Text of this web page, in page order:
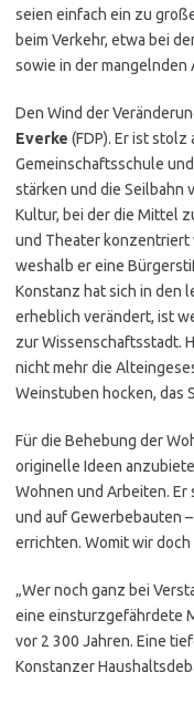
seien einfach ein zu
beim Verkehr, etwa bei
sowie in der mangelnden
Den Wind der
Everke (FDP). Er ist
Gemeinschaftsschule
stärken und die Seilbahn
Kultur, bei der die Mittel
und Theater konzentriert
weshalb er eine
Konstanz hat sich in den
erheblich verändert, ist
zur Wissenschaftsstadt.
nicht mehr die
Weinstuben hocken, das
Für die Behebung der
originelle Ideen
Wohnen und Arbeiten. Er
und auf Gewerbebauten
errichten. Womit wir
„Wer noch ganz bei
eine einsturzgefährdete
vor 2 300 Jahren. Eine
Konstanzer